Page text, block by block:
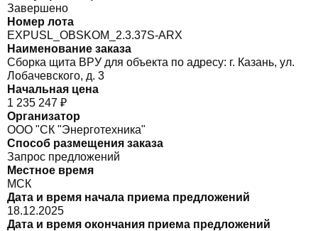
Завершено
Номер лота
EXPUSL_OBSKOM_2.3.37S-ARX
Наименование заказа
Сборка щита ВРУ для объекта по адресу: г. Казань, ул.
Лобачевского, д. 3
Начальная цена
1 235 247 ₽
Организатор
ООО "СК "Энерготехника"
Способ размещения заказа
Запрос предложений
Местное время
МСК
Дата и время начала приема предложений
18.12.2025
Дата и время окончания приема предложений